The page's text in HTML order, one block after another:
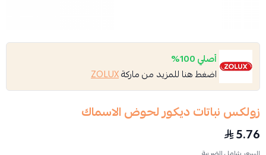
أصلي 100%
اضغط هنا للمزيد من ماركةZOLUX
زولكس نباتات ديكور لحوض الاسماك
5.76